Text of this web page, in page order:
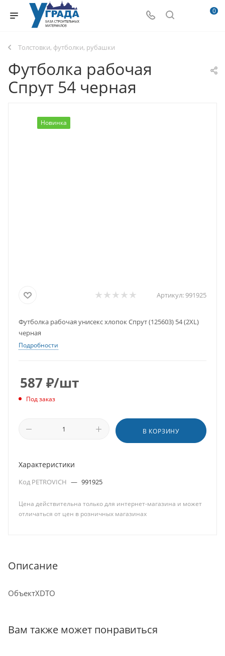
0
Толстовки, футболки, рубашки
Футболка рабочая
Спрут 54 черная
Новинка
Артикул:991925
Футболка рабочая унисекс хлопок Спрут (125603) 54 (2XL)
черная
Подробности
587 ₽/шт
Под заказ
В КОРЗИНУ
Характеристики
Код PETROVICH — 991925
Цена действительна только для интернет-магазина и может
отличаться от цен в розничных магазинах
Описание
ОбъектXDTO
Вам также может понравиться